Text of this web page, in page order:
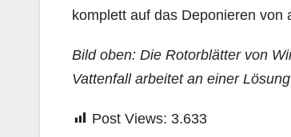
komplett auf das Deponieren von
Bild oben: Die Rotorblätter von
Vattenfall arbeitet an einer
Post Views: 3.633